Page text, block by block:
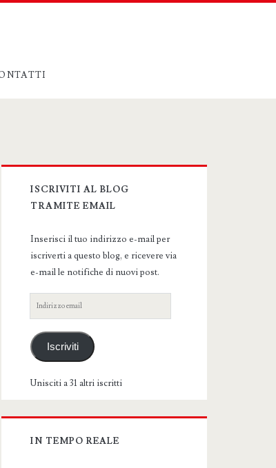
Primary
Sidebar
ISCRIVITI AL BLOG
TRAMITE EMAIL
Inserisci il tuo indirizzo e-mail per
iscriverti a questo blog, e ricevere via
e-mail le notifiche di nuovi post.
Indirizzo
email
Iscriviti
Unisciti a 31 altri iscritti
IN TEMPO REALE